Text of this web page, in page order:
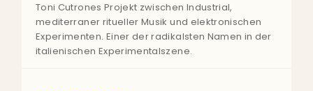
Toni Cutrones Projekt zwischen Industrial,
mediterraner ritueller Musik und elektronischen
Experimenten. Einer der radikalsten Namen in der
italienischen Experimentalszene.